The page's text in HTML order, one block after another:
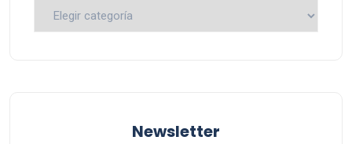
Busca
Newsletter